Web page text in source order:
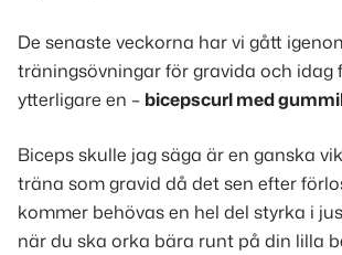
De senaste veckorna har vi gått
träningsövningar för gravida och idag
ytterligare en – bicepscurl med
Biceps skulle jag säga är en ganska
träna som gravid då det sen efter
kommer behövas en hel del styrka i
när du ska orka bära runt på din lilla